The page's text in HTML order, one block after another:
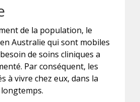
de la population, le
Australie qui sont mobiles
de soins cliniques a
Par conséquent, les
à vivre chez eux, dans la